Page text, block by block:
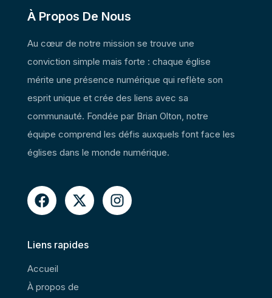
À Propos De Nous
Au cœur de notre mission se trouve une
conviction simple mais forte : chaque église
mérite une présence numérique qui reflète son
esprit unique et crée des liens avec sa
communauté. Fondée par Brian Olton, notre
équipe comprend les défis auxquels font face les
églises dans le monde numérique.
Liens rapides
Accueil
À propos de